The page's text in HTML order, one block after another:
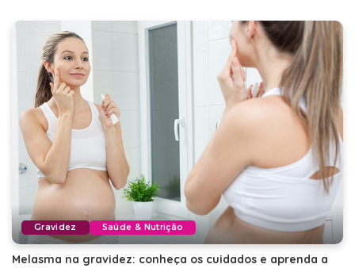
Gravidez Saúde & Nutrição
Melasma na gravidez: conheça os cuidados e aprenda a